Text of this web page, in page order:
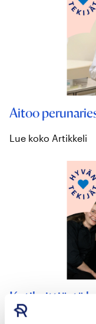
Aitoo
Lue koko Artikkeli
Kotikeittiöstä
tekemistä jo 10